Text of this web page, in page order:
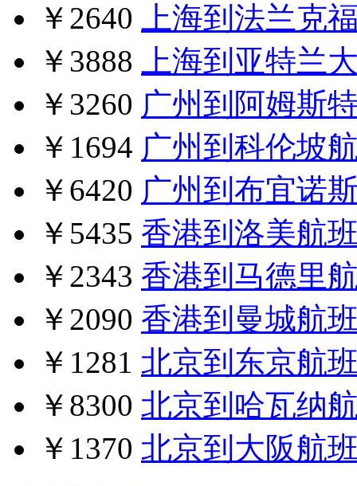
￥2640
上海到法兰克
￥3888
上海到亚特兰
￥3260 广州到阿姆斯
￥1694 广州到科伦坡
￥6420 广州到布宜诺
￥5435 香港到洛美航
￥2343 香港到马德里
￥2090 香港到曼城航
￥1281 北京到东京航
￥8300 北京到哈瓦纳
￥1370 北京到大阪航